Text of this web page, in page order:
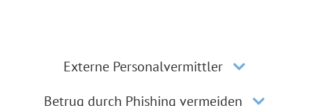
Externe Personalvermittler
Betrug durch Phishing vermeiden